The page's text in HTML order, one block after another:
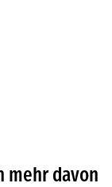
mehr davon